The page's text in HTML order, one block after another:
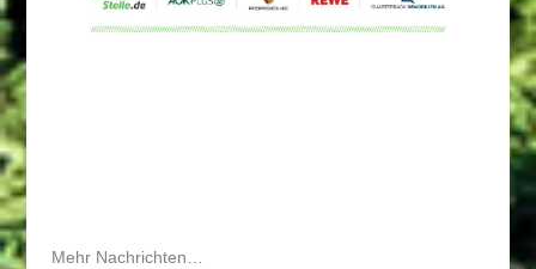
Mehr Nachrichten…